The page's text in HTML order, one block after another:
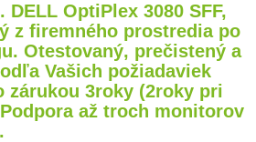
DELL OptiPlex 3080 SFF,
z firemného prostredia po
Otestovaný, prečistený a
Vašich požiadaviek
zárukou 3roky (2roky pri
až troch monitorov